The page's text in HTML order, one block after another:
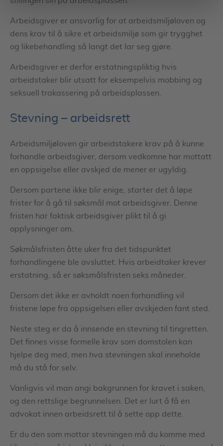
Arbeidsgiver er ansvarlig for at arbeidsmiljøloven og
dens krav til å sikre et arbeidsmiljø som gir trygghet
og likebehandling så langt det lar seg gjøre.
Arbeidsgiver er derfor erstatningspliktig hvis
arbeidstaker blir utsatt for eksempelvis mobbing og
seksuell trakassering på arbeidsplassen.
Stevning – arbeidsrett
Arbeidsmiljøloven gir arbeidstakere krav på å kunne
forhandle arbeidsgiver, dersom vedkomne har mottatt
en oppsigelse eller avskjed de mener er ugyldig.
Dersom partene ikke blir enige, starter det å løpe
frister for å gå til søksmål mot arbeidsgiver. Denne
fristen har faktisk arbeidsgiver plikt til å gi
opplysninger om.
Søkmålsfristen åtte uker fra det tidspunktet
forhandlingene ble avsluttet. Hvis arbeidtaker krever
erstatning, så er søksmålsfristen seks måneder.
Dersom det ikke er avholdt noen forhandling vil
fristene løpe fra oppsigelsen eller avskjeden fant sted.
Neste steg er da å innsende en stevning til tingretten.
Det finnes visse formelle krav som domstolen kan
hjelpe deg med, men hva stevningen skal inneholde
må du stå for selv.
Vanligvis vil man angi bakgrunnen for kravet i saken,
og den rettslige begrunnelsen. Det er lurt å få en
advokat innen arbeidsrett til å sette opp dette.
Er du den som mottar stevningen må du komme med